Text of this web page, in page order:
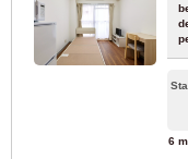
6
Jalur Utama
JR Tokai